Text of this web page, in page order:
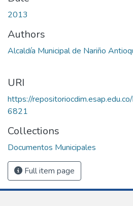
2013
Authors
Alcaldía Municipal de Nariño
URI
https://
6821
Collections
Documentos Municipales
Full item page